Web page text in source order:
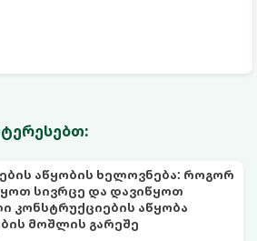
აწყობის ხელოვნება: როგორ
სივრცე და დავიწყოთ
კონსტრუქციების აწყობა
მოშლის გარეშე